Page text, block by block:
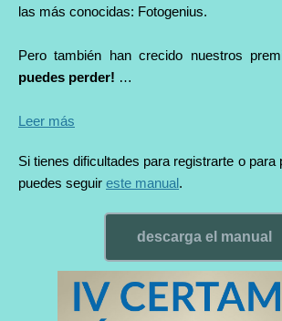
las más conocidas: Fotogenius.
Pero también han crecido nuestros
puedes perder! …
Leer más
Si tienes dificultades para registrarte o para
puedes seguir este manual.
descarga el manual